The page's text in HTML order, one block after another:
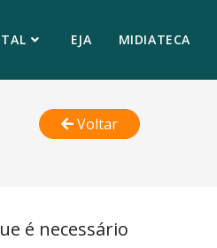
EJA MIDIATECA
Voltar
é necessário